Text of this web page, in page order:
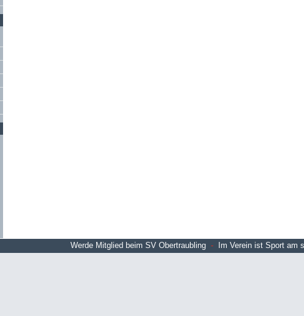
Werde Mitglied beim SV Obertraubling -Im Verein ist Sport am